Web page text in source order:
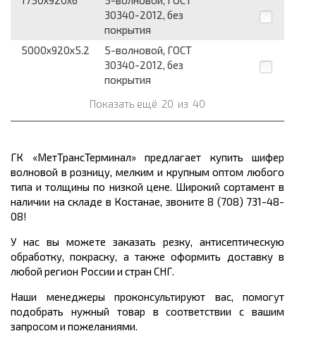
30340-2012, без
покрытия
5000x920x5.2
5-волновой, ГОСТ
30340-2012, без
покрытия
Показать ещё 20 из 40
ГК «МетТрансТерминал» предлагает купить шифер
волновой в розницу, мелким и крупным оптом любого
типа и толщины по низкой цене. Широкий сортамент в
наличии на складе в Костанае, звоните 8 (708) 731-48-
08!
У нас вы можете заказать резку, антисептическую
обработку, покраску, а также оформить доставку в
любой регион России и стран СНГ.
Наши менеджеры проконсультируют вас, помогут
подобрать нужный товар в соответствии с вашим
запросом и пожеланиями.